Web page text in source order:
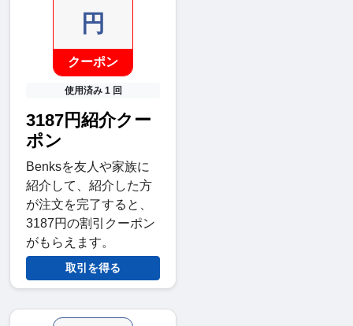
円
クーポン
使用済み 1 回
3187円紹介クー
ポン
Benksを友人や家族に
紹介して、紹介した方
が注文を完了すると、
3187円の割引クーポン
がもらえます。
取引を得る